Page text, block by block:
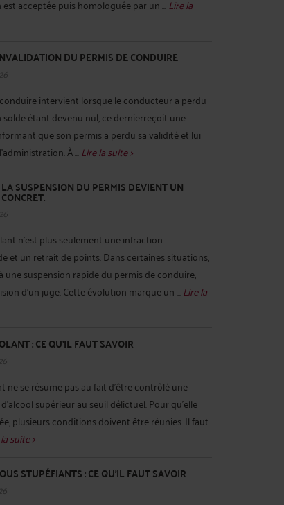
acceptée puis homologuée par un ...Lire la
DU PERMIS DE CONDUIRE
intervient lorsque le conducteur a perdu
étant devenu nul, ce dernierreçoit une
que son permis a perdu sa validité et lui
À ...Lire la suite >
SUSPENSION DU PERMIS DEVIENT UN
n’est plus seulement une infraction
et un retrait de points. Dans certaines situations,
suspension rapide du permis de conduire,
d’un juge. Cette évolution marque un ...Lire la
: CE QU’IL FAUT SAVOIR
ne se résume pas au fait d’être contrôlé une
supérieur au seuil délictuel. Pour qu’elle
plusieurs conditions doivent être réunies. Il faut
suite >
STUPÉFIANTS : CE QU’IL FAUT SAVOIR